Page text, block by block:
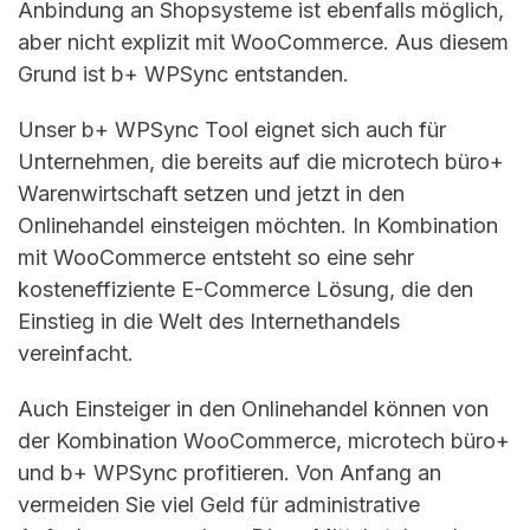
Anbindung an Shopsysteme ist ebenfalls möglich,
aber nicht explizit mit WooCommerce. Aus diesem
Grund ist b+ WPSync entstanden.
Unser b+ WPSync Tool eignet sich auch für
Unternehmen, die bereits auf die microtech büro+
Warenwirtschaft setzen und jetzt in den
Onlinehandel einsteigen möchten. In Kombination
mit WooCommerce entsteht so eine sehr
kosteneffiziente E-Commerce Lösung, die den
Einstieg in die Welt des Internethandels
vereinfacht.
Auch Einsteiger in den Onlinehandel können von
der Kombination WooCommerce, microtech büro+
und b+ WPSync profitieren. Von Anfang an
vermeiden Sie viel Geld für administrative